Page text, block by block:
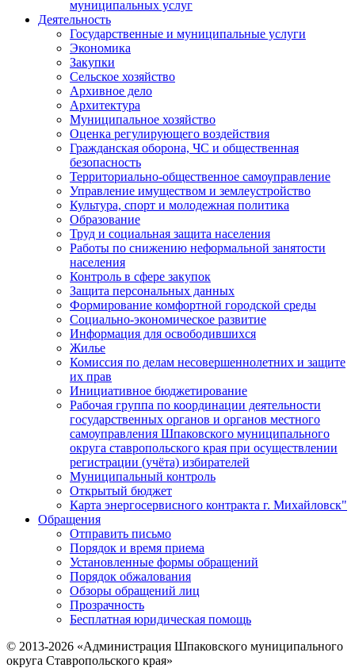
муниципальных услуг
Деятельность
Государственные и муниципальные услуги
Экономика
Закупки
Сельское хозяйство
Архивное дело
Архитектура
Муниципальное хозяйство
Оценка регулирующего воздействия
Гражданская оборона, ЧС и общественная
безопасность
Территориально-общественное самоуправление
Управление имуществом и землеустройство
Культура, спорт и молодежная политика
Образование
Труд и социальная защита населения
Работы по снижению неформальной занятости
населения
Контроль в сфере закупок
Защита персональных данных
Формирование комфортной городской среды
Социально-экономическое развитие
Информация для освободившихся
Жилье
Комиссия по делам несовершеннолетних и защите
их прав
Инициативное бюджетирование
Рабочая группа по координации деятельности
государственных органов и органов местного
самоуправления Шпаковского муниципального
округа ставропольского края при осуществлении
регистрации (учёта) избирателей
Муниципальный контроль
Открытый бюджет
Карта энергосервисного контракта г. Михайловск"
Обращения
Отправить письмо
Порядок и время приема
Установленные формы обращений
Порядок обжалования
Обзоры обращений лиц
Прозрачность
Бесплатная юридическая помощь
© 2013-2026 «Администрация Шпаковского муниципального
округа Ставропольского края»